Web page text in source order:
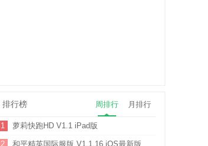
排行榜 周排行 月排行
1 萝莉快跑HD V1.1 iPad版
2 和平精英国际服版 V1.1.16 iOS最新版